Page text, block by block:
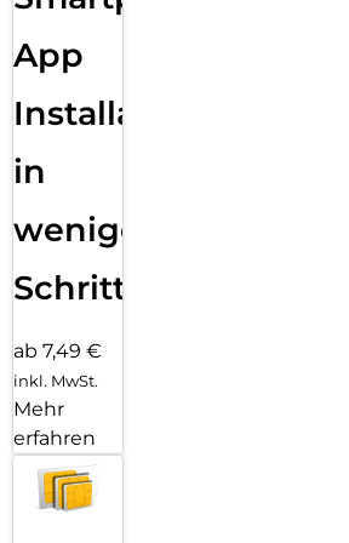
App
Installation
in
wenigen
Schritten
ab 7,49 €
inkl. MwSt.
Mehr
erfahren